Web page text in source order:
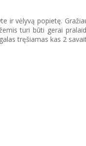
ir vėlyvą popietę.
turi būti gerai
tręšiamas kas 2